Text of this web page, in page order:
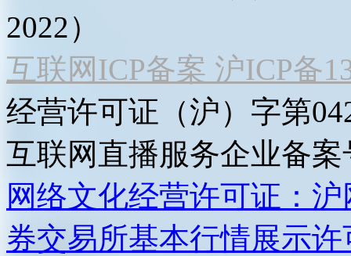
2022）
互联网ICP备案 沪ICP备
经营许可证（沪）字第
互联网直播服务企业备案
网络文化经营许可证：
券交易所基本行情展示许